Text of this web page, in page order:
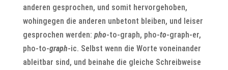
anderen gesprochen, und somit hervorgehoben,
wohingegen die anderen unbetont bleiben, und leiser
gesprochen werden: pho-to-graph, pho-to-graph-er,
pho-to-graph-ic. Selbst wenn die Worte voneinander
ableitbar sind, und beinahe die gleiche Schreibweise